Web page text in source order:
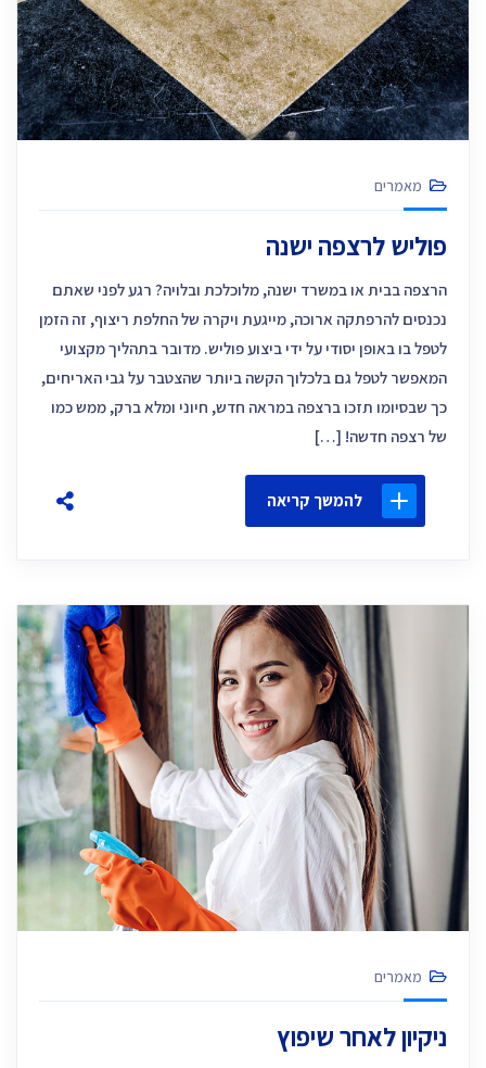
מאמרים
פוליש לרצפה ישנה
הרצפה בבית או במשרד ישנה, מלוכלכת ובלויה? רגע לפני שאתם
נכנסים להרפתקה ארוכה, מייגעת ויקרה של החלפת ריצוף, זה הזמן
לטפל בו באופן יסודי על ידי ביצוע פוליש. מדובר בתהליך מקצועי
המאפשר לטפל גם בלכלוך הקשה ביותר שהצטבר על גבי האריחים,
כך שבסיומו תזכו ברצפה במראה חדש, חיוני ומלא ברק, ממש כמו
של רצפה חדשה! […]
להמשך קריאה
מאמרים
ניקיון לאחר שיפוץ